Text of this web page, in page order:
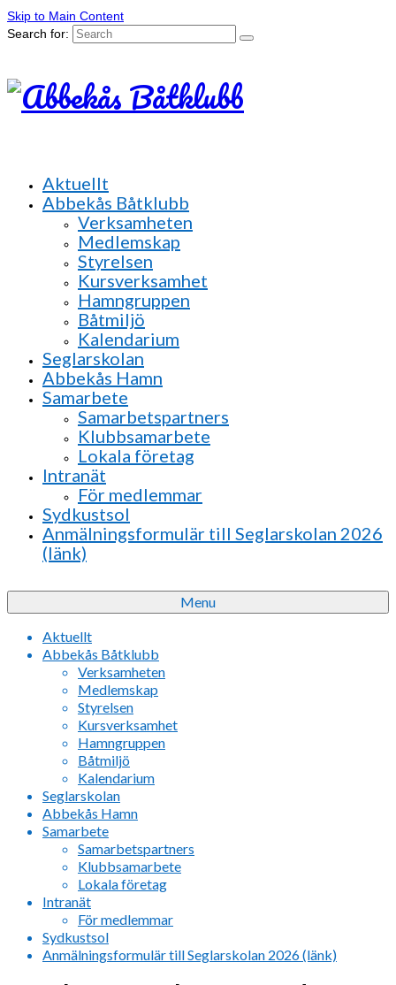
Skip to Main Content
Search for:
Aktuellt
Abbekås Båtklubb
Verksamheten
Medlemskap
Styrelsen
Kursverksamhet
Hamngruppen
Båtmiljö
Kalendarium
Seglarskolan
Abbekås Hamn
Samarbete
Samarbetspartners
Klubbsamarbete
Lokala företag
Intranät
För medlemmar
Sydkustsol
Anmälningsformulär till Seglarskolan 2026
(länk)
Menu
Aktuellt
Abbekås Båtklubb
Verksamheten
Medlemskap
Styrelsen
Kursverksamhet
Hamngruppen
Båtmiljö
Kalendarium
Seglarskolan
Abbekås Hamn
Samarbete
Samarbetspartners
Klubbsamarbete
Lokala företag
Intranät
För medlemmar
Sydkustsol
Anmälningsformulär till Seglarskolan 2026 (länk)